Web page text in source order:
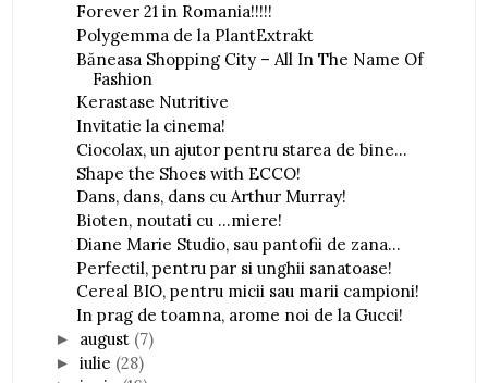
Forever 21 in Romania!!!!!
Polygemma de la PlantExtrakt
Băneasa Shopping City – All In The Name Of
Fashion
Kerastase Nutritive
Invitatie la cinema!
Ciocolax, un ajutor pentru starea de bine...
Shape the Shoes with ECCO!
Dans, dans, dans cu Arthur Murray!
Bioten, noutati cu ...miere!
Diane Marie Studio, sau pantofii de zana...
Perfectil, pentru par si unghii sanatoase!
Cereal BIO, pentru micii sau marii campioni!
In prag de toamna, arome noi de la Gucci!
► august (7)
►iulie (28)